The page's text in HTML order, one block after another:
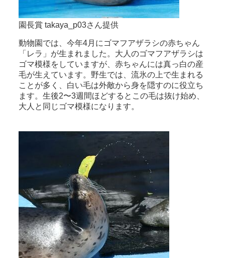
園長賞 takaya_p03さん提供
動物園では、今年4月にゴマフアザラシの赤ちゃん
「レラ」が生まれました。大人のゴマフアザラシは
ゴマ模様をしていますが、赤ちゃんには真っ白の産
毛が生えています。野生では、流氷の上で生まれる
ことが多く、白い毛は外敵から身を隠すのに役立ち
ます。生後2〜3週間ほどするとこの毛は抜け始め、
大人と同じゴマ模様になります。